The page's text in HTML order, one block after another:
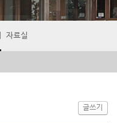
자료실
글쓰기